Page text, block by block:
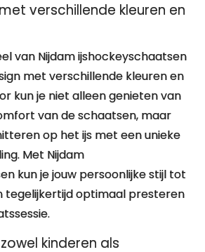
verschillende kleuren en
van Nijdam ijshockeyschaatsen
met verschillende kleuren en
kun je niet alleen genieten van
van de schaatsen, maar
op het ijs met een unieke
Met Nijdam
kun je jouw persoonlijke stijl tot
tegelijkertijd optimaal presteren
kinderen als